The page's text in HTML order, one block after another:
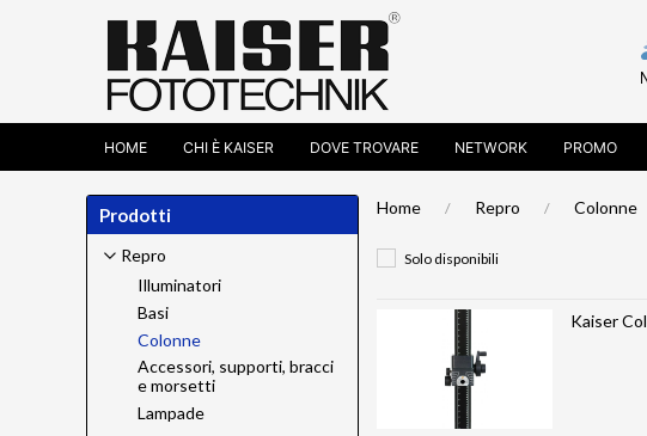
HOME CHI È KAISER DOVE TROVARE NETWORK PROMO
Home Repro Colonne
Solo disponibili
Kaiser
Prodotti
Repro
Illuminatori
Basi
Colonne
Accessori, supporti, bracci
e morsetti
Lampade